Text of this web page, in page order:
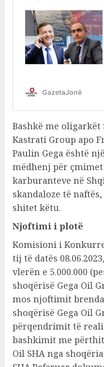
Bashkë me oligarkët
Kastrati Group apo
Paulin Gega është
mëdhenj për
karburanteve në
skandaloze të
shitet këtu.
Njoftimi i plotë
Komisioni i
tij të datës
vlerën e 5.000.000
shoqërisë Gega Oil
mos njoftimit
shoqërisë Gega Oil
përqendrimit të
bashkimit me
Oil SHA nga